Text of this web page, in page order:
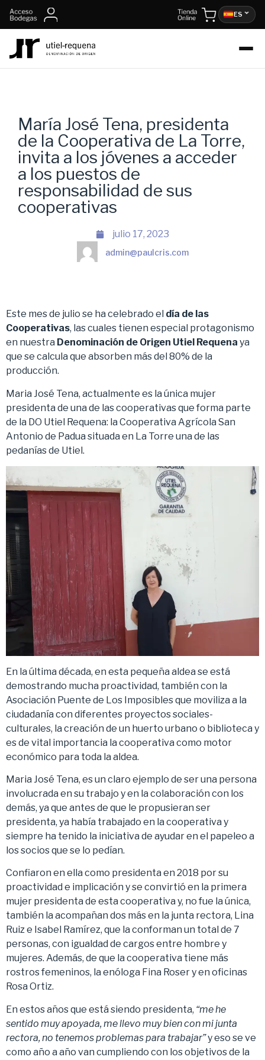
ES
María José Tena, presidenta
de la Cooperativa de La Torre,
invita a los jóvenes a acceder
a los puestos de
responsabilidad de sus
cooperativas
julio 17, 2023
admin@paulcris.com
Este mes de julio se ha celebrado el día de las
Cooperativas, las cuales tienen especial protagonismo
en nuestra Denominación de Origen Utiel Requena ya
que se calcula que absorben más del 80% de la
producción.
Maria José Tena, actualmente es la única mujer
presidenta de una de las cooperativas que forma parte
de la DO Utiel Requena: la Cooperativa Agrícola San
Antonio de Padua situada en La Torre una de las
pedanías de Utiel.
En la última década, en esta pequeña aldea se está
demostrando mucha proactividad, también con la
Asociación Puente de Los Imposibles que moviliza a la
ciudadanía con diferentes proyectos sociales-
culturales, la creación de un huerto urbano o biblioteca y
es de vital importancia la cooperativa como motor
económico para toda la aldea.
Maria José Tena, es un claro ejemplo de ser una persona
involucrada en su trabajo y en la colaboración con los
demás, ya que antes de que le propusieran ser
presidenta, ya había trabajado en la cooperativa y
siempre ha tenido la iniciativa de ayudar en el papeleo a
los socios que se lo pedían.
Confiaron en ella como presidenta en 2018 por su
proactividad e implicación y se convirtió en la primera
mujer presidenta de esta cooperativa y, no fue la única,
también la acompañan dos más en la junta rectora, Lina
Ruiz e Isabel Ramírez, que la conforman un total de 7
personas, con igualdad de cargos entre hombre y
mujeres. Además, de que la cooperativa tiene más
rostros femeninos, la enóloga Fina Roser y en oficinas
Rosa Ortiz.
En estos años que está siendo presidenta, “me he
sentido muy apoyada, me llevo muy bien con mi junta
rectora, no tenemos problemas para trabajar”y eso se ve
como año a año van cumpliendo con los objetivos de la